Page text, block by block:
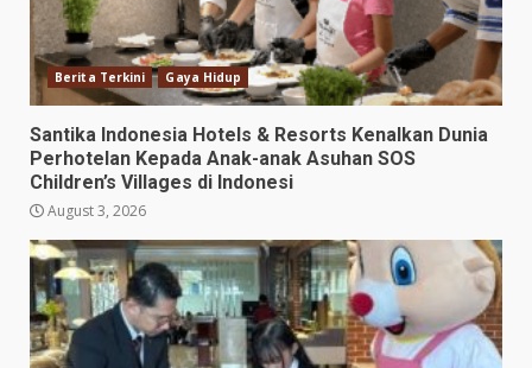
Berita Terkini Gaya Hidup
Santika Indonesia Hotels & Resorts Kenalkan Dunia
Perhotelan Kepada Anak-anak Asuhan SOS
Children’s Villages di Indonesi
August 3, 2026